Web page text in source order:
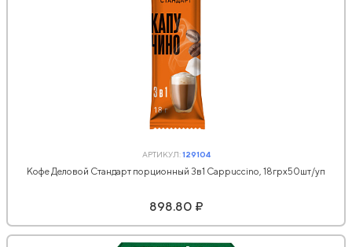
АРТИКУЛ:129104
Кофе Деловой Стандарт порционный 3в1 Cappuccino, 18грх50шт/уп
898.80 ₽